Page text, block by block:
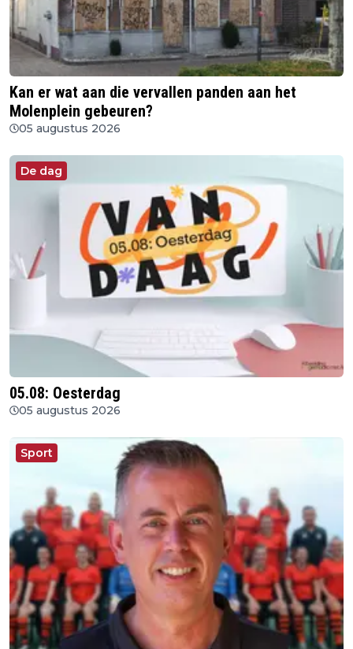
Kan er wat aan die vervallen panden aan het
Molenplein gebeuren?
05 augustus 2026
De dag
05.08: Oesterdag
05 augustus 2026
Sport